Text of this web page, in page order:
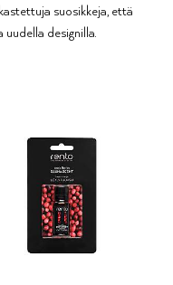
suosikkeja, että
designilla.